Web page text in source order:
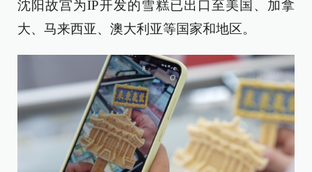
沈阳故宫为IP开发的雪糕已出口至美国、加拿
大、马来西亚、澳大利亚等国家和地区。